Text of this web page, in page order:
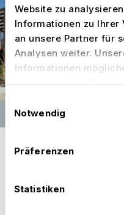
Website zu
Informationen zu Ihrer
an unsere Partner für
Analysen weiter.
Informationen
haben.
Einwilligungsauswahl
Notwendig
Präferenzen
Statistiken
Schweiz –
Der Schweizer